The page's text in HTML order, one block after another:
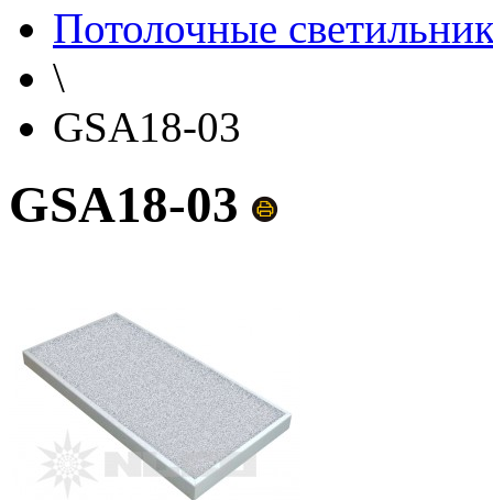
Потолочные
\
GSA18-03
GSA18-03